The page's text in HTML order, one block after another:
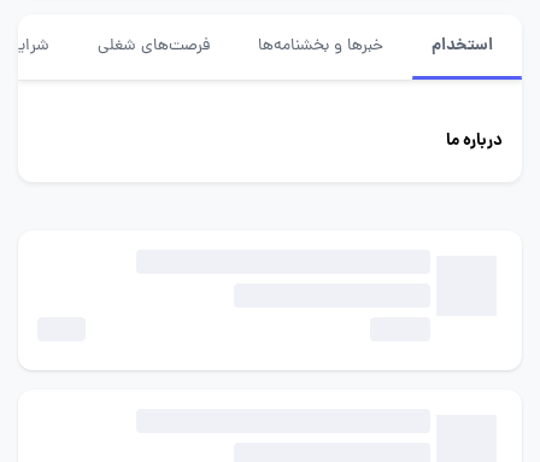
استخدام خبرها و بخشنامه‌ها فرصت‌های شغلی شرایط
درباره ما